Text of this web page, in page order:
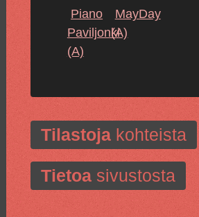
Piano
Paviljonki
(A)
MayDay
(A)
Tilastojakohteista
Tietoasivustosta